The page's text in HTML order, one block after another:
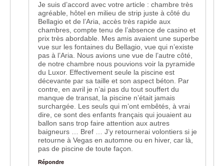
Je suis d’accord avec votre article : chambre très
agréable, hôtel en milieu de strip juste à côté du
Bellagio et de l’Aria, accès très rapide aux
chambres, compte tenu de l’absence de casino et
prix très abordable. Mes amis avaient une superbe
vue sur les fontaines du Bellagio, vue qui n’existe
pas à l’Aria. Nous avions une vue de l’autre côté,
de notre chambre nous pouvions voir la pyramide
du Luxor. Effectivement seule la piscine est
décevante par sa taille et son aspect béton. Par
contre, en avril je n’ai pas du tout souffert du
manque de transat, la piscine n’était jamais
surchargée. Les seuls qui m’ont embêtés, à vrai
dire, ce sont des enfants français qui jouaient au
ballon sans trop faire attention aux autres
baigneurs … Bref … J’y retournerai volontiers si je
retourne à Vegas en automne ou en hiver, car là,
pas de piscine de toute façon.
Répondre